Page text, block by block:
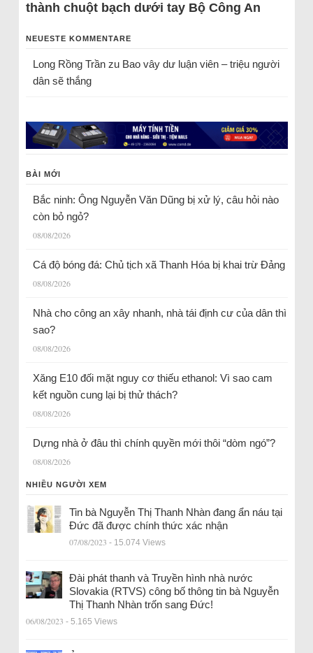
thành chuột bạch dưới tay Bộ Công An
NEUESTE KOMMENTARE
Long Rồng Trầnzu Bao vây dư luận viên – triệu người
dân sẽ thắng
BÀI MỚI
Bắc ninh: Ông Nguyễn Văn Dũng bị xử lý, câu hỏi nào
còn bỏ ngỏ?
08/08/2026
Cá độ bóng đá: Chủ tịch xã Thanh Hóa bị khai trừ Đảng
08/08/2026
Nhà cho công an xây nhanh, nhà tái định cư của dân thì
sao?
08/08/2026
Xăng E10 đối mặt nguy cơ thiếu ethanol: Vì sao cam
kết nguồn cung lại bị thử thách?
08/08/2026
Dựng nhà ở đâu thì chính quyền mới thôi “dòm ngó”?
08/08/2026
NHIỀU NGƯỜI XEM
Tin bà Nguyễn Thị Thanh Nhàn đang ẩn náu tại
Đức đã được chính thức xác nhận
07/08/2023 - 15.074 Views
Đài phát thanh và Truyền hình nhà nước
Slovakia (RTVS) công bố thông tin bà Nguyễn
Thị Thanh Nhàn trốn sang Đức!
06/08/2023 - 5.165 Views